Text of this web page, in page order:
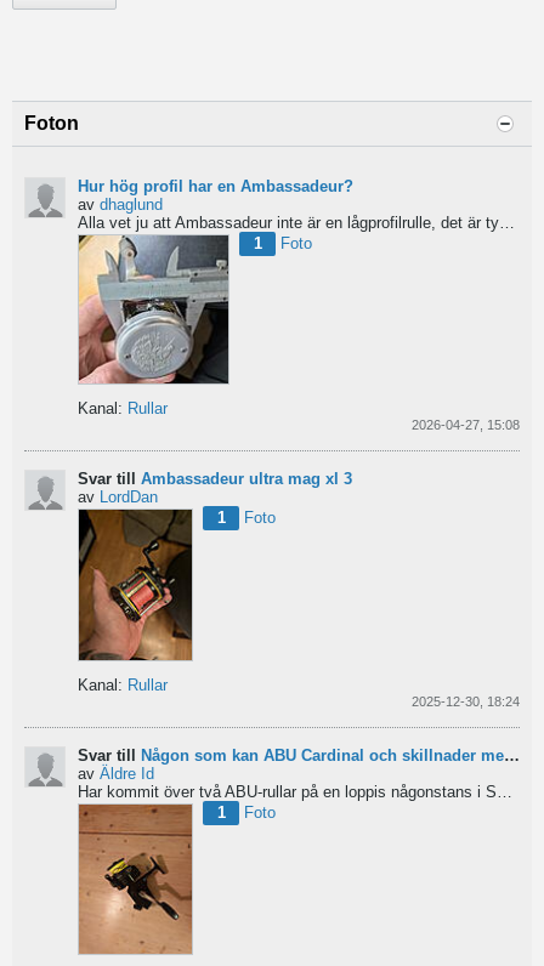
Foton
Hur hög profil har en Ambassadeur?
av dhaglund
Alla vet ju att Ambassadeur inte är en lågprofilrulle, det är tydligt. Men hur hög profil har de egentligen?...
1
Foto
Kanal: Rullar
2026-04-27, 15:08
Svar till Ambassadeur ultra mag xl 3
av
LordDan
1
Foto
Kanal: Rullar
2025-12-30, 18:24
Svar till Någon som kan ABU Cardinal och skillnader mellan äldre rullar?
av Äldre Id
1
Foto